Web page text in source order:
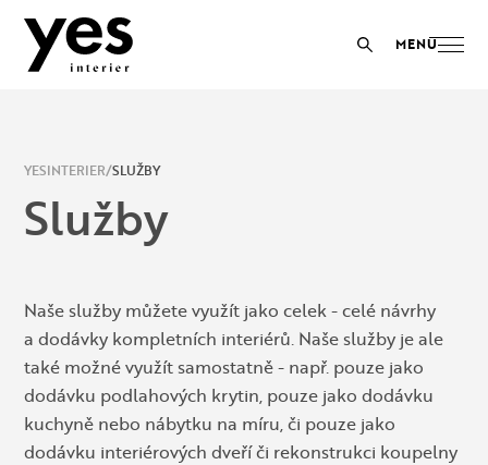
YESINTERIER SLUŽBY
Služby
Naše služby můžete využít jako celek - celé návrhy
a dodávky kompletních interiérů. Naše služby je ale
také možné využít samostatně - např. pouze jako
dodávku podlahových krytin, pouze jako dodávku
kuchyně nebo nábytku na míru, či pouze jako
dodávku interiérových dveří či rekonstrukci koupelny